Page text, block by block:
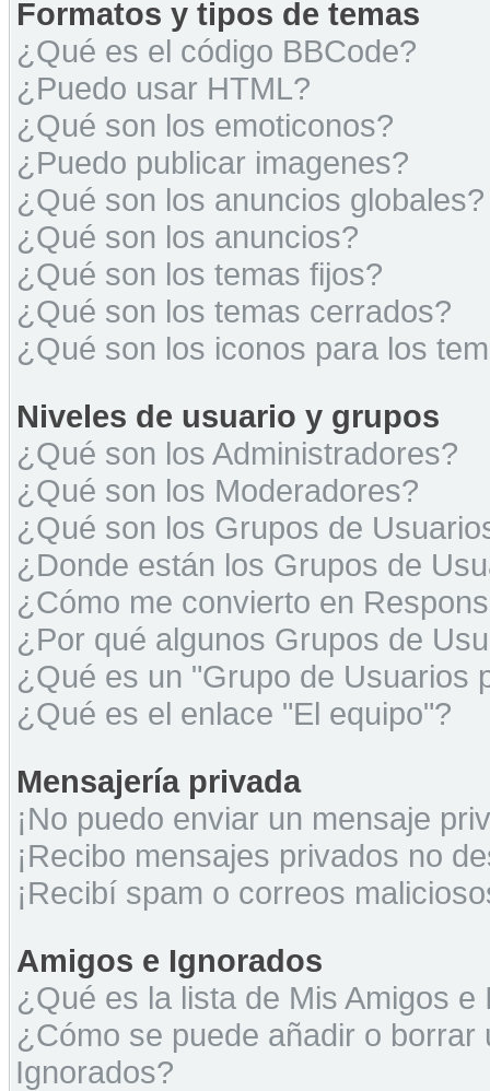
Formatos y tipos de temas
¿Qué es el código BBCode?
¿Puedo usar HTML?
¿Qué son los emoticonos?
¿Puedo publicar imagenes?
¿Qué son los anuncios globales?
¿Qué son los anuncios?
¿Qué son los temas fijos?
¿Qué son los temas cerrados?
¿Qué son los iconos para los
Niveles de usuario y grupos
¿Qué son los Administradores?
¿Qué son los Moderadores?
¿Qué son los Grupos de
¿Donde están los Grupos de
¿Cómo me convierto en
¿Por qué algunos Grupos de
¿Qué es un "Grupo de Usuarios
¿Qué es el enlace "El equipo"?
Mensajería privada
¡No puedo enviar un mensaje
¡Recibo mensajes privados no
¡Recibí spam o correos
Amigos e Ignorados
¿Qué es la lista de Mis Amigos e
¿Cómo se puede añadir o
Ignorados?